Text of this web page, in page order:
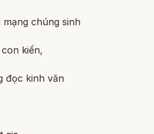
chúng sinh
kiến,
đọc kinh văn